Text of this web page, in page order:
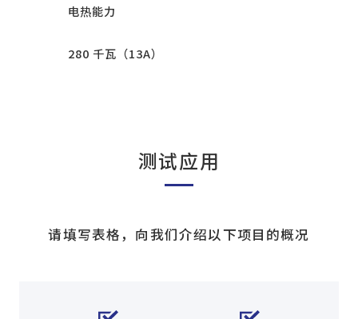
电热能力
280 千瓦（13A）
测试应用
请填写表格，向我们介绍以下项目的概况